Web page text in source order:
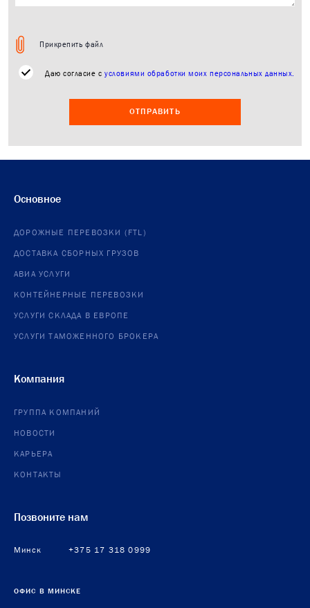
Прикрепить файл
Даю согласие сусловиями обработки моих персональных данных.
ОТПРАВИТЬ
Основное
ДОРОЖНЫЕ ПЕРЕВОЗКИ (FTL)
ДОСТАВКА СБОРНЫХ ГРУЗОВ
АВИА УСЛУГИ
КОНТЕЙНЕРНЫЕ ПЕРЕВОЗКИ
УСЛУГИ СКЛАДА В ЕВРОПЕ
УСЛУГИ ТАМОЖЕННОГО БРОКЕРА
Компания
ГРУППА КОМПАНИЙ
НОВОСТИ
КАРЬЕРА
КОНТАКТЫ
Позвоните нам
Минск +375 17 318 0999
ОФИС В МИНСКЕ